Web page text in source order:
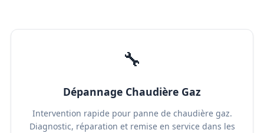
🔧
Dépannage Chaudière Gaz
Intervention rapide pour panne de chaudière gaz.
Diagnostic, réparation et remise en service dans les